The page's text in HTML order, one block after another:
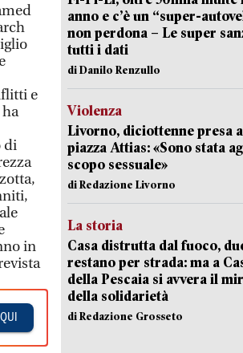
e
di
in
anno e c’è un “super-
non perdona – Le super
tutti i dati
di Danilo Renzullo
Violenza
Livorno, diciottenne presa
piazza Attias: «Sono stata
scopo sessuale»
di Redazione Livorno
La storia
Casa distrutta dal fuoco,
restano per strada: ma a
della Pescaia si avvera il
della solidarietà
di Redazione Grosseto